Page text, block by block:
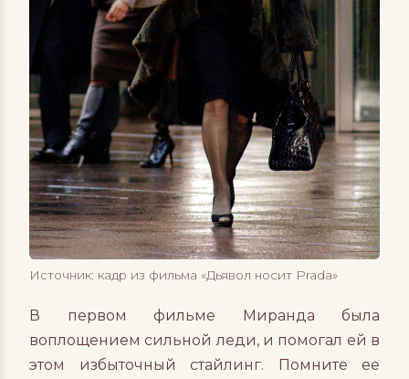
Источник: кадр из фильма «Дьявол носит Prada»
В первом фильме Миранда была
воплощением сильной леди, и помогал ей в
этом избыточный стайлинг. Помните ее